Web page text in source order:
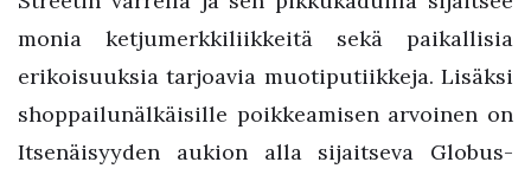
monia ketjumerkkiliikkeitä sekä paikallisia
erikoisuuksia tarjoavia muotiputiikkeja. Lisäksi
shoppailunälkäisille poikkeamisen arvoinen on
Itsenäisyyden aukion alla sijaitseva Globus-